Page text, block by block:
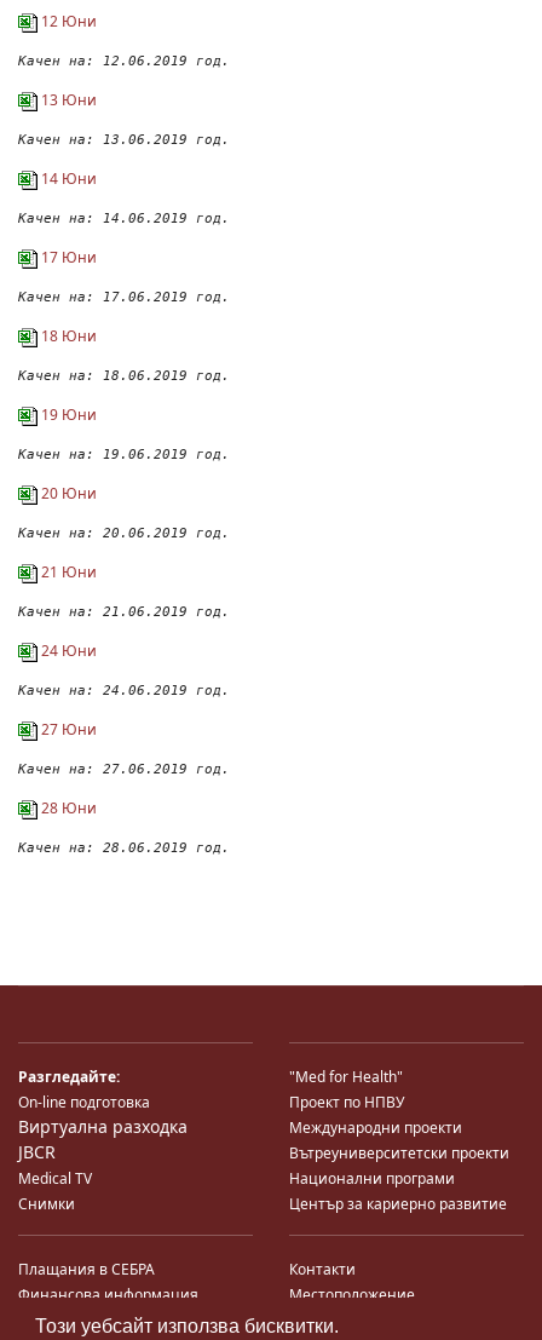
Този уебсайт използва бисквитки.
12 Юни
Качен на: 12.06.2019 год.
13 Юни
Качен на: 13.06.2019 год.
14 Юни
Качен на: 14.06.2019 год.
17 Юни
Качен на: 17.06.2019 год.
18 Юни
Качен на: 18.06.2019 год.
19 Юни
Качен на: 19.06.2019 год.
20 Юни
Качен на: 20.06.2019 год.
21 Юни
Качен на: 21.06.2019 год.
24 Юни
Качен на: 24.06.2019 год.
27 Юни
Качен на: 27.06.2019 год.
28 Юни
Качен на: 28.06.2019 год.
Разгледайте:
On-line подготовка
Виртуална разходка
JBCR
Medical TV
Снимки
"Med for Health"
Проект по НПВУ
Международни проекти
Вътреуниверситетски проекти
Национални програми
Център за кариерно развитие
Плащания в СЕБРА
Финансова информация
Система за финансово упр-е и
Контакти
Местоположение
Карта на сайта